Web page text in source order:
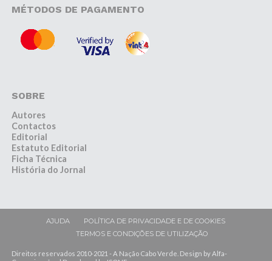
MÉTODOS DE PAGAMENTO
SOBRE
Autores
Contactos
Editorial
Estatuto Editorial
Ficha Técnica
História do Jornal
AJUDA
POLÍTICA DE PRIVACIDADE E DE COOKIES
TERMOS E CONDIÇÕES DE UTILIZAÇÃO
Direitos reservados 2010-2021 - A Nação Cabo Verde. Design by Alfa-